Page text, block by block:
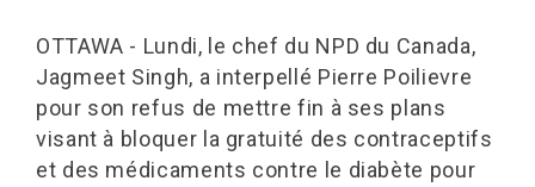
OTTAWA - Lundi, le chef du NPD du Canada,
Jagmeet Singh, a interpellé Pierre Poilievre
pour son refus de mettre fin à ses plans
visant à bloquer la gratuité des contraceptifs
et des médicaments contre le diabète pour